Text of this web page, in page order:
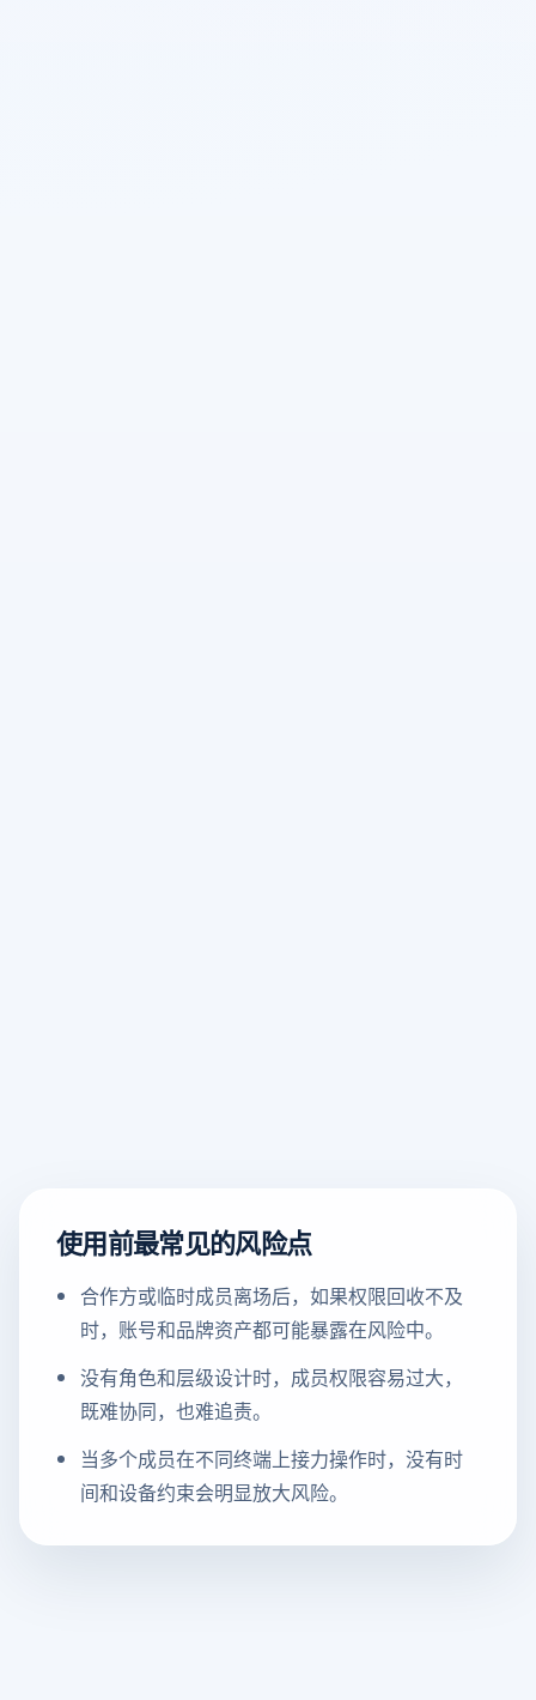
使用前最常见的风险点
合作方或临时成员离场后，如果权限回收不及
时，账号和品牌资产都可能暴露在风险中。
没有角色和层级设计时，成员权限容易过大，
既难协同，也难追责。
当多个成员在不同终端上接力操作时，没有时
间和设备约束会明显放大风险。